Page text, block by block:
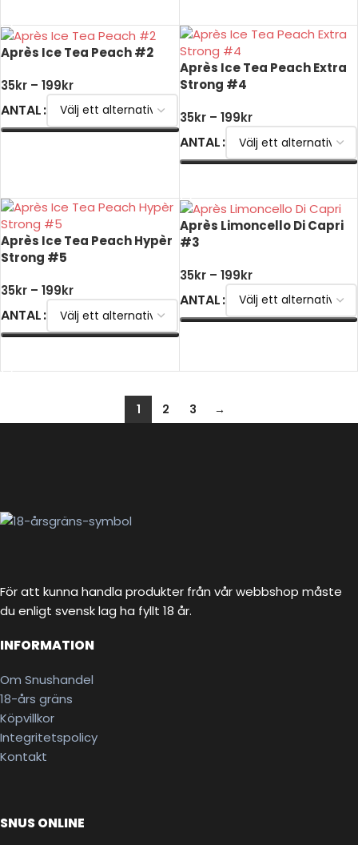
Après Ice Tea Peach #2
35kr – 199kr
ANTAL
Après Ice Tea Peach Extra
Strong #4
35kr – 199kr
ANTAL
Après Ice Tea Peach Hypèr
Strong #5
35kr – 199kr
ANTAL
Après Limoncello Di Capri
#3
35kr – 199kr
ANTAL
1 2 3 →
För att kunna handla produkter från vår webbshop måste
du enligt svensk lag ha fyllt 18 år.
INFORMATION
Om Snushandel
18-års gräns
Köpvillkor
Integritetspolicy
Kontakt
SNUS ONLINE